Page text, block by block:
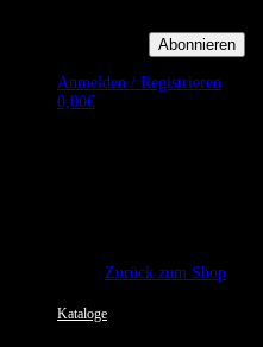
Anmelden / Registrieren
0,00€
Zurück zum Shop
Kataloge